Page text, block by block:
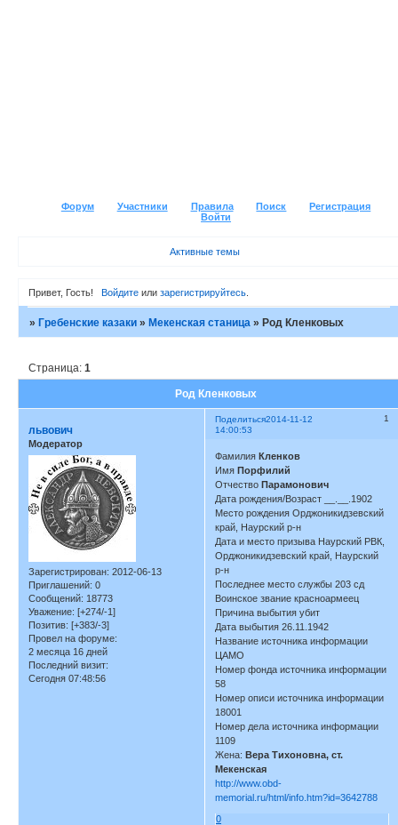
Форум Участники Правила Поиск
Регистрация
Войти
Активные темы
Привет, Гость! Войдитеили зарегистрируйтесь.
»Гребенские казаки »Мекенская станица »Род Кленковых
Род Кленковых
Страница:1
Поделиться 1
2014-11-12
14:00:53
львович
Модератор
Зарегистрирован: 2012-06-13
Приглашений: 0
Сообщений: 18773
Уважение: [+274/-1]
Позитив: [+383/-3]
Провел на форуме:
2 месяца 16 дней
Последний визит:
Сегодня 07:48:56
ФамилияКленков
ИмяПорфилий
ОтчествоПарамонович
Дата рождения/Возраст __.__.1902
Место рождения Орджоникидзевский
край, Наурский р-н
Дата и место призыва Наурский РВК,
Орджоникидзевский край, Наурский
р-н
Последнее место службы 203 сд
Воинское звание красноармеец
Причина выбытия убит
Дата выбытия 26.11.1942
Название источника информации
ЦАМО
Номер фонда источника информации
58
Номер описи источника информации
18001
Номер дела источника информации
1109
Жена:Вера Тихоновна, ст.
Мекенская
http://www.obd-
memorial.ru/html/info.htm?id=3642788
0